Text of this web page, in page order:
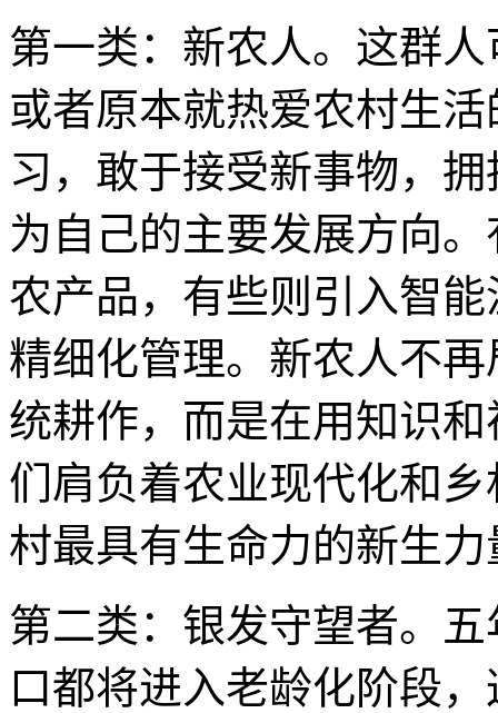
第一类：新农人。这群
或者原本就热爱农村生
习，敢于接受新事物，
为自己的主要发展方向
农产品，有些则引入智
精细化管理。新农人不
统耕作，而是在用知识
们肩负着农业现代化和
村最具有生命力的新生力
第二类：银发守望者。
口都将进入老龄化阶段